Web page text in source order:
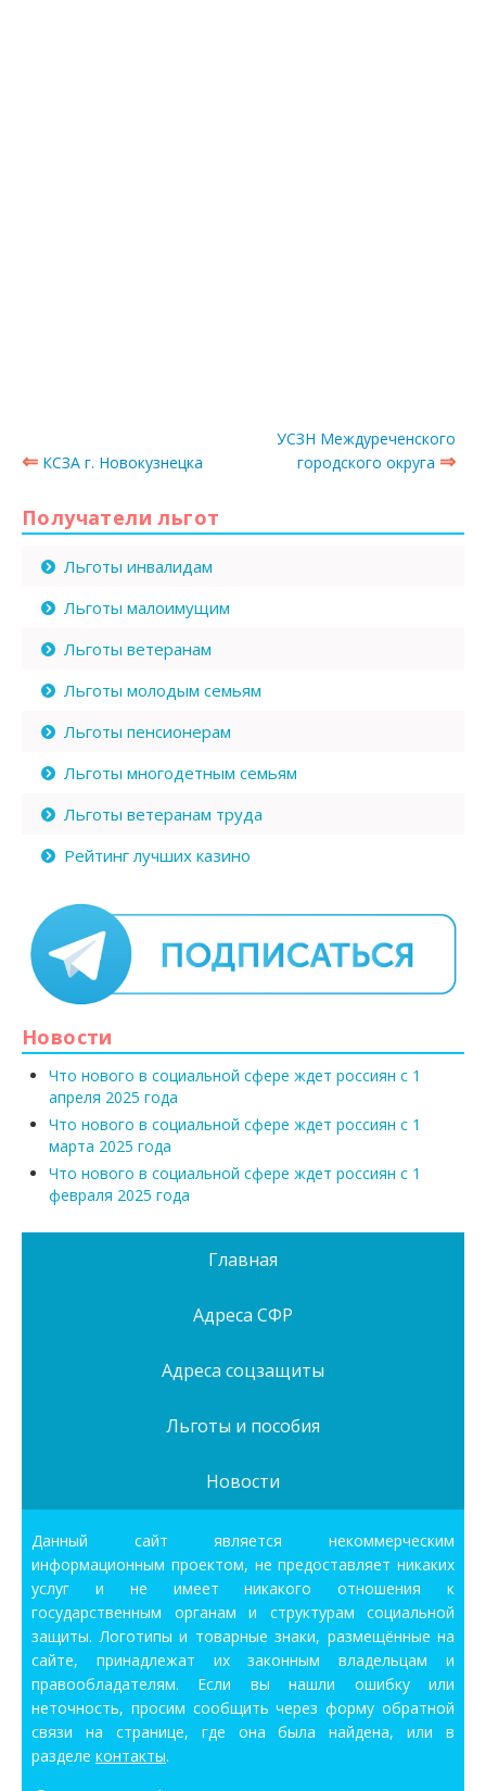
⇐ КСЗА г. Новокузнецка
УСЗН Междуреченского
городского округа ⇒
Получатели льгот
Льготы инвалидам
Льготы малоимущим
Льготы ветеранам
Льготы молодым семьям
Льготы пенсионерам
Льготы многодетным семьям
Льготы ветеранам труда
Рейтинг лучших казино
Новости
Что нового в социальной сфере ждет россиян с 1
апреля 2025 года
Что нового в социальной сфере ждет россиян с 1
марта 2025 года
Что нового в социальной сфере ждет россиян с 1
февраля 2025 года
Главная
Адреса СФР
Адреса соцзащиты
Льготы и пособия
Новости
Данный сайт является некоммерческим
информационным проектом, не предоставляет никаких
услуг и не имеет никакого отношения к
государственным органам и структурам социальной
защиты. Логотипы и товарные знаки, размещённые на
сайте, принадлежат их законным владельцам и
правообладателям. Если вы нашли ошибку или
неточность, просим сообщить через форму обратной
связи на странице, где она была найдена, или в
разделе контакты.